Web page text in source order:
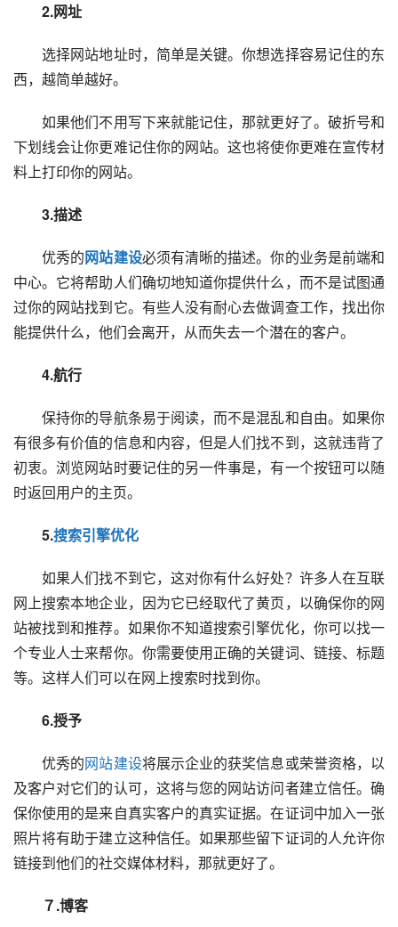
2.网址
选择网站地址时，简单是关键。你想选择容易记住的东
西，越简单越好。
如果他们不用写下来就能记住，那就更好了。破折号和
下划线会让你更难记住你的网站。这也将使你更难在宣传材
料上打印你的网站。
3.描述
优秀的网站建设必须有清晰的描述。你的业务是前端和
中心。它将帮助人们确切地知道你提供什么，而不是试图通
过你的网站找到它。有些人没有耐心去做调查工作，找出你
能提供什么，他们会离开，从而失去一个潜在的客户。
4.航行
保持你的导航条易于阅读，而不是混乱和自由。如果你
有很多有价值的信息和内容，但是人们找不到，这就违背了
初衷。浏览网站时要记住的另一件事是，有一个按钮可以随
时返回用户的主页。
5.搜索引擎优化
如果人们找不到它，这对你有什么好处？许多人在互联
网上搜索本地企业，因为它已经取代了黄页，以确保你的网
站被找到和推荐。如果你不知道搜索引擎优化，你可以找一
个专业人士来帮你。你需要使用正确的关键词、链接、标题
等。这样人们可以在网上搜索时找到你。
6.授予
优秀的网站建设将展示企业的获奖信息或荣誉资格，以
及客户对它们的认可，这将与您的网站访问者建立信任。确
保你使用的是来自真实客户的真实证据。在证词中加入一张
照片将有助于建立这种信任。如果那些留下证词的人允许你
链接到他们的社交媒体材料，那就更好了。
７.博客